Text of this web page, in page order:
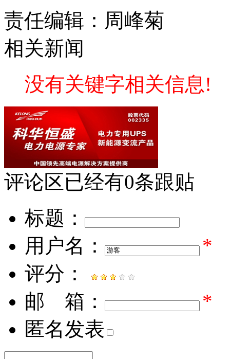
责任编辑：周峰菊
相关新闻
没有关键字相关信息!
评论区已经有0条跟贴
标题：
用户名：
*
评分：
邮 箱：
*
匿名发表